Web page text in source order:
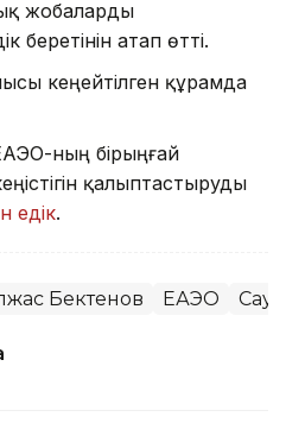
жобаларды
беретінін атап өтті.
кеңейтілген құрамда
ның бірыңғай
қалыптастыруды
едік.
Бектенов ЕАЭО